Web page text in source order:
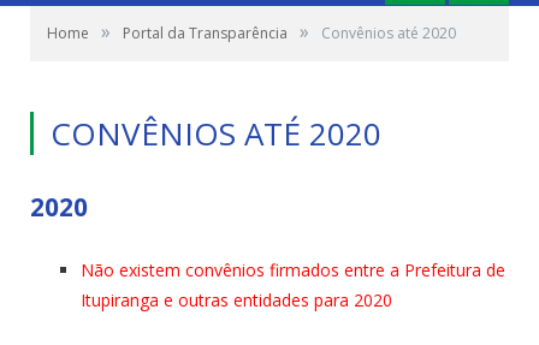
Home » Portal da Transparência » Convênios até 2020
CONVÊNIOS ATÉ 2020
2020
Não existem convênios firmados entre a Prefeitura de
Itupiranga e outras entidades para 2020